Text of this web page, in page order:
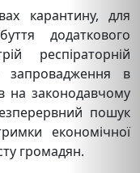
карантину, для
додаткового
респіраторній
запровадження в
на законодавчому
пошук
економічної
громадян.